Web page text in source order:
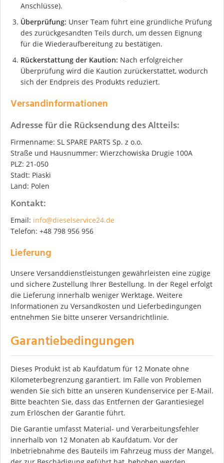
Anschlüsse).
Überprüfung: Unser Team führt eine gründliche Prüfung
des zurückgesandten Teils durch, um dessen Eignung
für die Wiederaufbereitung zu bestätigen.
Rückerstattung der Kaution: Nach erfolgreicher
Überprüfung wird die Kaution zurückerstattet, wodurch
sich der Endpreis des Produkts reduziert.
Versandinformationen
Adresse für die Rücksendung des Altteils:
Firmenname: SL SPARE PARTS Sp. z o.o.
Straße und Hausnummer: Wierzchowiska Drugie 100A
PLZ: 21-050
Stadt: Piaski
Land: Polen
Kontakt:
Email: info@dieselservice24.de
Telefon: +48 798 956 956
Lieferung
Unsere Versanddienstleistungen gewährleisten eine zügige
und sichere Zustellung Ihrer Bestellung. In der Regel erfolgt
die Lieferung innerhalb weniger Werktage. Weitere
Informationen zu Versandkosten und Lieferbedingungen
entnehmen Sie bitte unserer Versandrichtlinie.
Garantiebedingungen
Dieses Produkt ist ab Kaufdatum für 12 Monate ohne
Kilometerbegrenzung garantiert. Im Falle von Problemen
wenden Sie sich bitte an unseren Kundenservice per E-Mail.
Bitte beachten Sie, dass das Entfernen der Garantiesiegel
zum Erlöschen der Garantie führt.
Die Garantie umfasst Material- und Verarbeitungsfehler
innerhalb von 12 Monaten ab Kaufdatum. Vor der
Inbetriebnahme des Bauteils im Fahrzeug muss der Mangel,